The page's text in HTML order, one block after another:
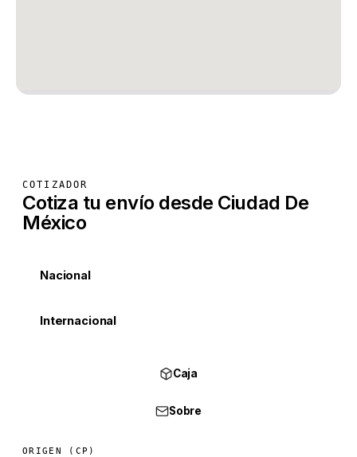
COTIZADOR
Cotiza tu envío desde Ciudad De
México
Nacional
Internacional
Caja
Sobre
ORIGEN (CP)